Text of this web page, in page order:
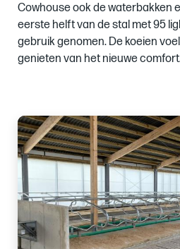
Cowhouse ook de waterbakken
eerste helft van de stal met 95
gebruik genomen. De koeien
genieten van het nieuwe
Images
of